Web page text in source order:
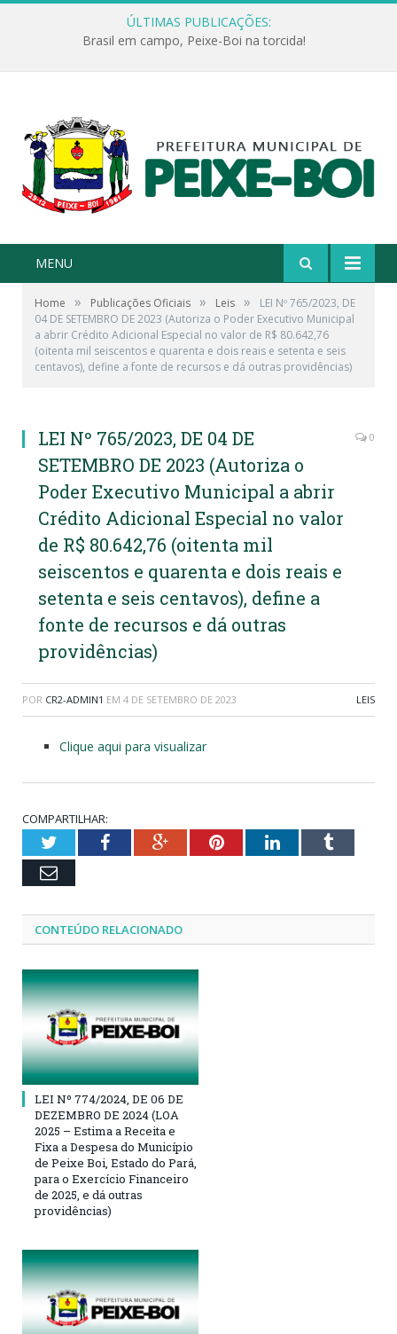
ÚLTIMAS PUBLICAÇÕES:
Brasil em campo, Peixe-Boi na torcida!
MENU
Home » Publicações Oficiais » Leis »
LEI Nº 765/2023, DE
04 DE SETEMBRO DE 2023 (Autoriza o Poder Executivo Municipal
a abrir Crédito Adicional Especial no valor de R$ 80.642,76
(oitenta mil seiscentos e quarenta e dois reais e setenta e seis
centavos), define a fonte de recursos e dá outras providências)
LEI Nº 765/2023, DE 04 DE
SETEMBRO DE 2023 (Autoriza o
Poder Executivo Municipal a abrir
Crédito Adicional Especial no valor
de R$ 80.642,76 (oitenta mil
seiscentos e quarenta e dois reais e
setenta e seis centavos), define a
fonte de recursos e dá outras
providências)
0
POR CR2-ADMIN1 EM 4 DE SETEMBRO DE 2023 LEIS
Clique aqui para visualizar
COMPARTILHAR:
TwitterFacebookGoogle+PinterestLinkedInTumblr
Email
CONTEÚDO RELACIONADO
LEI Nº 774/2024, DE 06 DE
DEZEMBRO DE 2024 (LOA
2025 – Estima a Receita e
Fixa a Despesa do Município
de Peixe Boi, Estado do Pará,
para o Exercício Financeiro
de 2025, e dá outras
providências)